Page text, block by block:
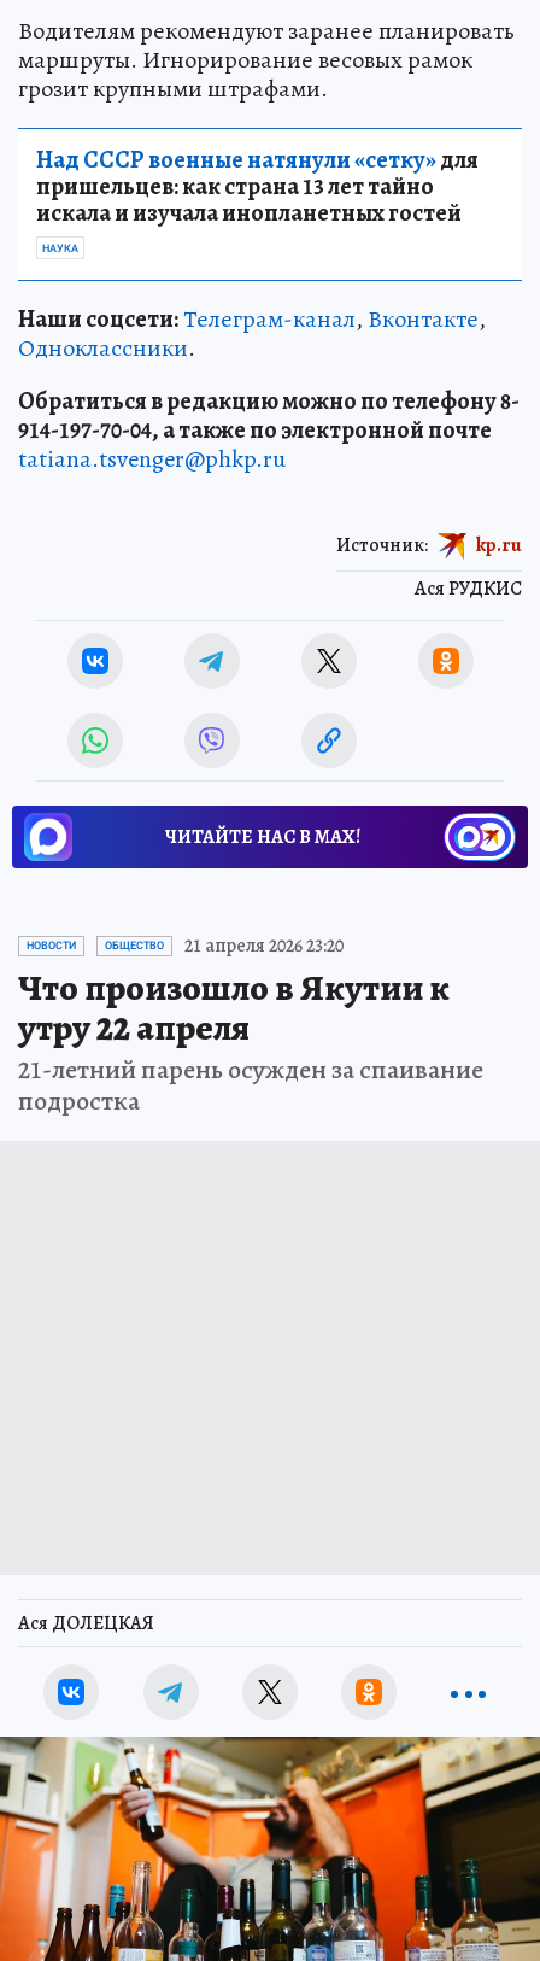
Водителям рекомендуют заранее планировать
маршруты. Игнорирование весовых рамок
грозит крупными штрафами.
Над СССР военные натянули «сетку»для
пришельцев: как страна 13 лет тайно
искала и изучала инопланетных гостей
НАУКА
Наши соцсети:Телеграм-канал, Вконтакте,
Одноклассники.
Обратиться в редакцию можно по телефону 8-
914-197-70-04, а также по электронной почте
tatiana.tsvenger@phkp.ru
Ася РУДКИС
Источник: kp.ru
ЧИТАЙТЕ НАС В МАХ!
НОВОСТИ ОБЩЕСТВО 21 апреля 2026 23:20
Что произошло в Якутии к
утру 22 апреля
21-летний парень осужден за спаивание
подростка
Ася ДОЛЕЦКАЯ